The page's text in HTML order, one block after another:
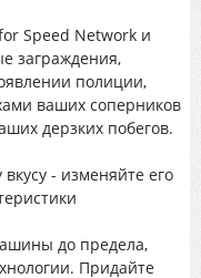
Speed Network и
заграждения,
полиции,
ваших соперников
дерзких побегов.
- изменяйте его
до предела,
Придайте